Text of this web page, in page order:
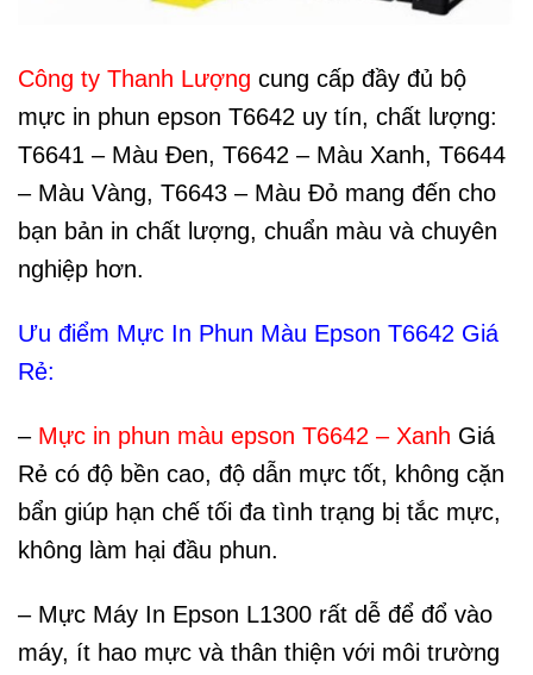
Công ty Thanh Lượng cung cấp đầy đủ bộ
mực in phun epson T6642 uy tín, chất lượng:
T6641 – Màu Đen, T6642 – Màu Xanh, T6644
– Màu Vàng, T6643 – Màu Đỏ mang đến cho
bạn bản in chất lượng, chuẩn màu và chuyên
nghiệp hơn.
Ưu điểm Mực In Phun Màu Epson T6642 Giá
Rẻ:
– Mực in phun màu epson T6642 – Xanh Giá
Rẻ có độ bền cao, độ dẫn mực tốt, không cặn
bẩn giúp hạn chế tối đa tình trạng bị tắc mực,
không làm hại đầu phun.
– Mực Máy In Epson L1300 rất dễ để đổ vào
máy, ít hao mực và thân thiện với môi trường